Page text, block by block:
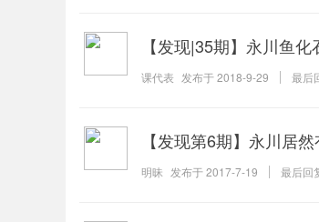
【发现|35期】永川鱼化
课代表 发布于2018-9-29 最后
【发现第6期】永川居
明昧 发布于2017-7-19 最后回